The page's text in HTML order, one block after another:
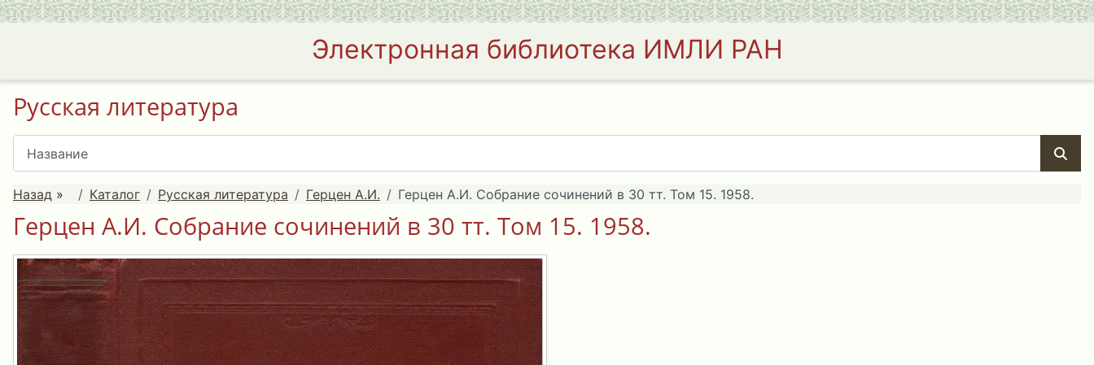
Электронная библиотека ИМЛИ РАН
Русская литература
Назад » Каталог Русская литература Герцен А.И. Герцен А.И. Собрание сочинений в 30 тт. Том 15. 1958.
Герцен А.И. Собрание сочинений в 30 тт. Том 15. 1958.